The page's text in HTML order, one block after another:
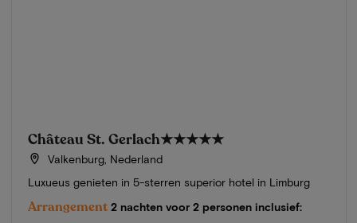
Château St. Gerlach★★★★★
Valkenburg, Nederland
Luxueus genieten in 5-sterren superior hotel in Limburg
Arrangement 2 nachten voor 2 personen inclusief: